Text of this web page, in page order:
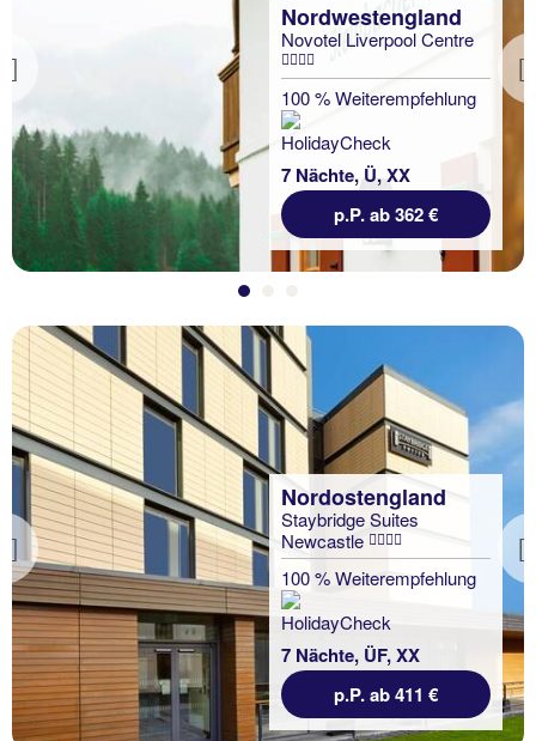
Previous
Nordwestengland
Novotel Liverpool Centre
100 % Weiterempfehlung
7 Nächte, Ü, XX
p.P. ab 362 €
Previous
Nordostengland
Staybridge Suites
Newcastle
100 % Weiterempfehlung
7 Nächte, ÜF, XX
p.P. ab 411 €